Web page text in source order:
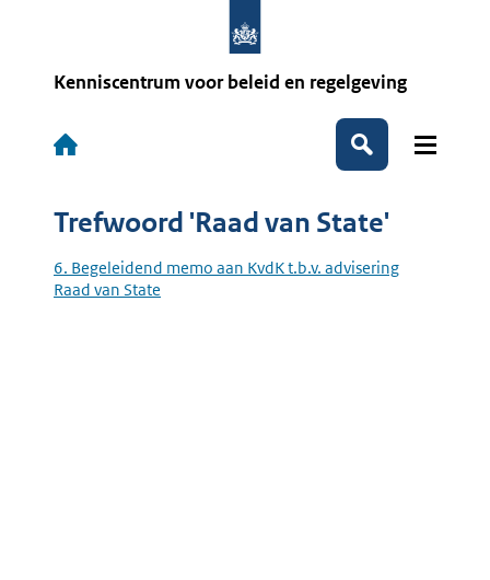
Kenniscentrum voor beleid en regelgeving
Hoofdnavigatie
Zoeken
Trefwoord 'Raad van State'
6. Begeleidend memo aan KvdK t.b.v. advisering
Raad van State